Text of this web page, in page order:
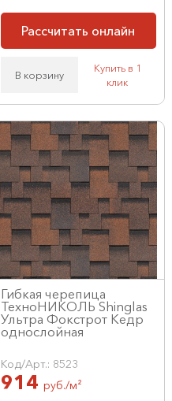
Рассчитать онлайн
В корзину
Купить в 1
клик
Гибкая черепица
ТехноНИКОЛЬ Shinglas
Ультра Фокстрот Кедр
однослойная
Код/Арт.: 8523
914 руб./м²